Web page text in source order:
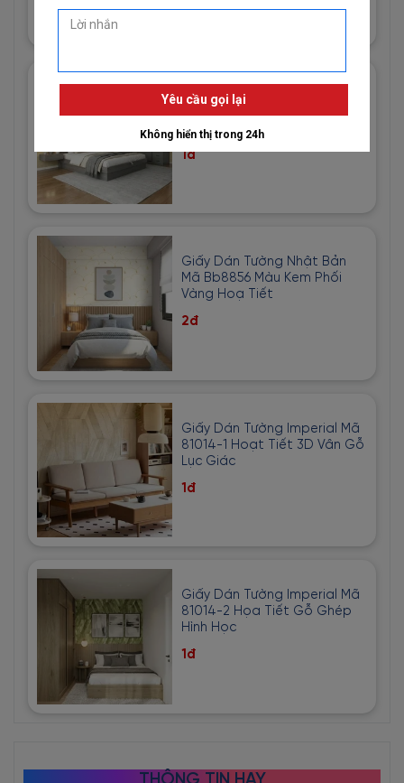
Giấy Dán Tường Imperial Mã
81013-3 Hoạ Tiết Vải Bố Màu
Vàng Cát
1đ
Giấy Dán Tường Nhật Bản
Mã Bb8856 Màu Kem Phối
Vàng Hoạ Tiết
2đ
Giấy Dán Tường Imperial Mã
81014-1 Hoạt Tiết 3D Vân Gỗ
Lục Giác
1đ
Giấy Dán Tường Imperial Mã
81014-2 Họa Tiết Gỗ Ghép
Hình Học
1đ